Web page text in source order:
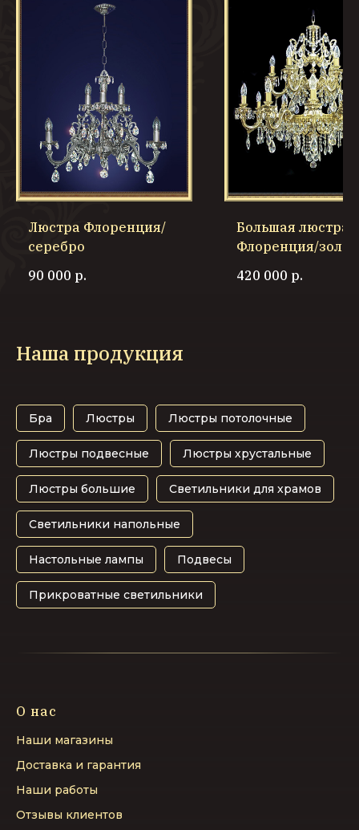
Люстра Флоренция/
серебро
90 000 р.
Большая люстра
Флоренция/
420 000 р.
Наша продукция
Бра Люстры Люстры потолочные
Люстры подвесные Люстры хрустальные
Люстры большие Светильники для храмов
Светильники напольные
Настольные лампы Подвесы
Прикроватные светильники
О нас
Наши магазины
Доставка и гарантия
Наши работы
Отзывы клиентов